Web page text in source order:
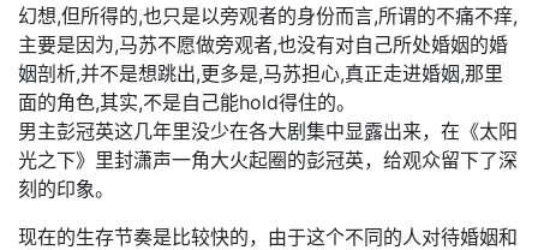
幻想,但所得的,也只是以旁观者的身份而言,所谓的不痛不痒,
主要是因为,马苏不愿做旁观者,也没有对自己所处婚姻的婚
姻剖析,并不是想跳出,更多是,马苏担心,真正走进婚姻,那里
面的角色,其实,不是自己能hold得住的。
男主彭冠英这几年里没少在各大剧集中显露出来，在《太阳
光之下》里封潇声一角大火起圈的彭冠英，给观众留下了深
刻的印象。
现在的生存节奏是比较快的，由于这个不同的人对待婚姻和